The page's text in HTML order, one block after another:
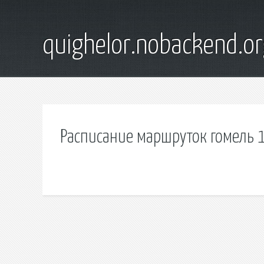
Расписание маршруток гомель